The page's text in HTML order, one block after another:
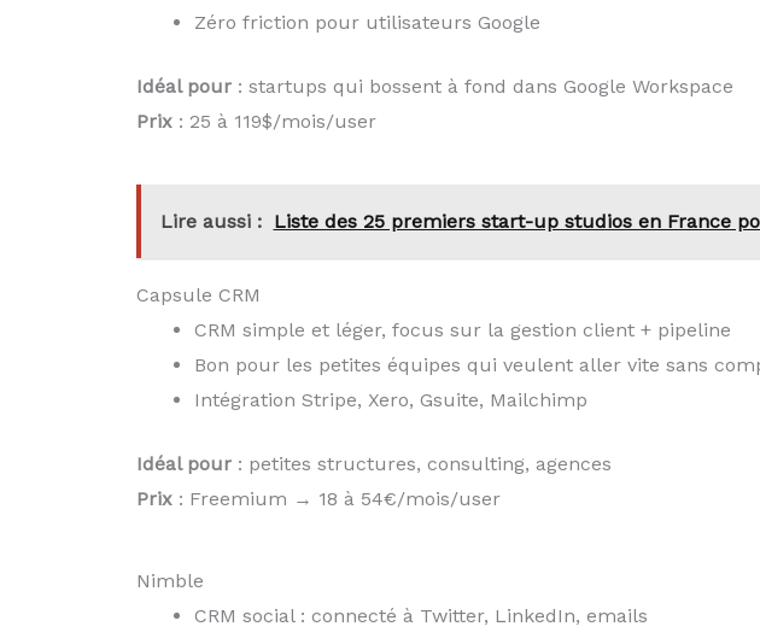
Zéro friction pour utilisateurs Google
Idéal pour: startups qui bossent à fond dans Google Workspace
Prix: 25 à 119$/mois/user
Lire aussi : Liste des 25 premiers start-up studios en France
Capsule CRM
CRM simple et léger, focus sur la gestion client + pipeline
Bon pour les petites équipes qui veulent aller vite sans
Intégration Stripe, Xero, Gsuite, Mailchimp
Idéal pour: petites structures, consulting, agences
Prix: Freemium → 18 à 54€/mois/user
Nimble
CRM social : connecté à Twitter, LinkedIn, emails